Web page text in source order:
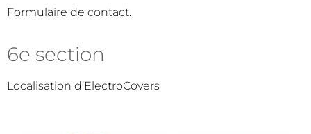
Formulaire de contact.
6e section
Localisation d’ElectroCovers